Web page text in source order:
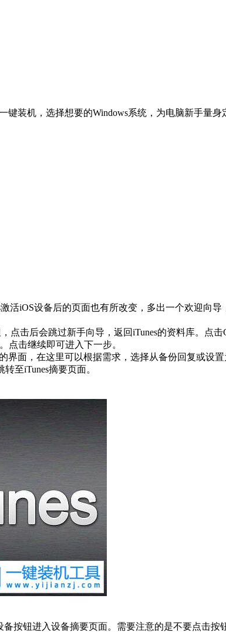
键装机，选择想要的Windows系统，为电脑新手量身
活iOS设备后的页面也有所改变，多出一个欢迎向导
点击后会跳过新手向导，返回iTunes的资料库。点击
点击继续即可进入下一步。
面，在这里可以根据需求，选择从备份回复或设置
至iTunes摘要页面。
备按钮进入设备摘要页面。需要注意的是不要点击按